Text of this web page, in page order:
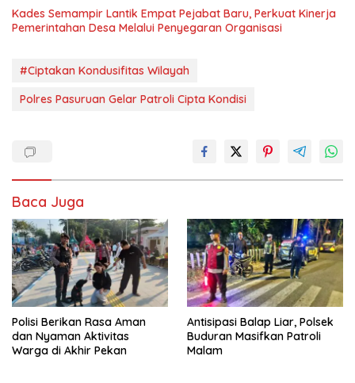
Kades Semampir Lantik Empat Pejabat Baru, Perkuat Kinerja
Pemerintahan Desa Melalui Penyegaran Organisasi
#Ciptakan Kondusifitas Wilayah
Polres Pasuruan Gelar Patroli Cipta Kondisi
Baca Juga
Polisi Berikan Rasa Aman
dan Nyaman Aktivitas
Warga di Akhir Pekan
Antisipasi Balap Liar, Polsek
Buduran Masifkan Patroli
Malam